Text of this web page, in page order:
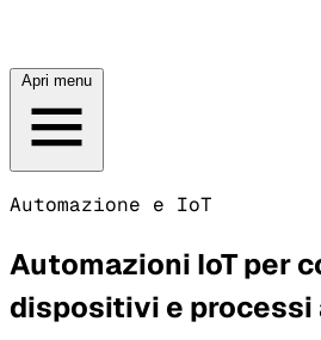
Apri menu
Automazione e IoT
Automazioni IoT per
dispositivi e processi